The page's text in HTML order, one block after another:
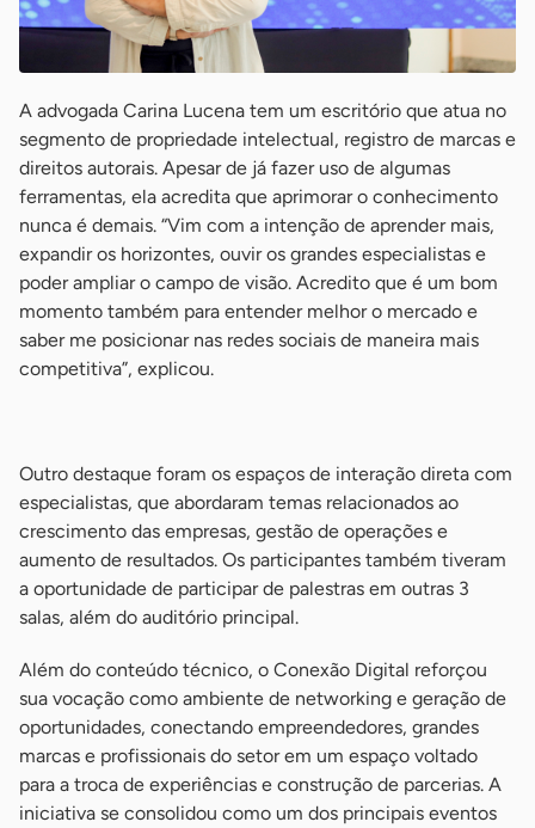
A advogada Carina Lucena tem um escritório que atua no
segmento de propriedade intelectual, registro de marcas e
direitos autorais. Apesar de já fazer uso de algumas
ferramentas, ela acredita que aprimorar o conhecimento
nunca é demais. “Vim com a intenção de aprender mais,
expandir os horizontes, ouvir os grandes especialistas e
poder ampliar o campo de visão. Acredito que é um bom
momento também para entender melhor o mercado e
saber me posicionar nas redes sociais de maneira mais
competitiva”, explicou.
Outro destaque foram os espaços de interação direta com
especialistas, que abordaram temas relacionados ao
crescimento das empresas, gestão de operações e
aumento de resultados. Os participantes também tiveram
a oportunidade de participar de palestras em outras 3
salas, além do auditório principal.
Além do conteúdo técnico, o Conexão Digital reforçou
sua vocação como ambiente de networking e geração de
oportunidades, conectando empreendedores, grandes
marcas e profissionais do setor em um espaço voltado
para a troca de experiências e construção de parcerias. A
iniciativa se consolidou como um dos principais eventos